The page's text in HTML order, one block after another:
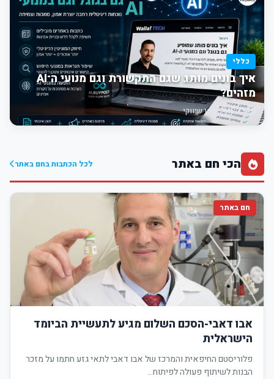
כללי
איך בונים מותג שגם התקשורת וגם מנועי ה־AI
מזהים?
12:13 תוכן שיווקי
הכי חם באתר לכל הכתבות בחם באתר
חם באתר
אבו דאבי-הסכם השלום מגיע לתעשיית הביומד
הישראלית
פלוריסטם החיפאית והמרכז של אבו דאבי לתאי גזע חתמו על מזכר
הבנות לשיתוף פעולה לפיתוח…